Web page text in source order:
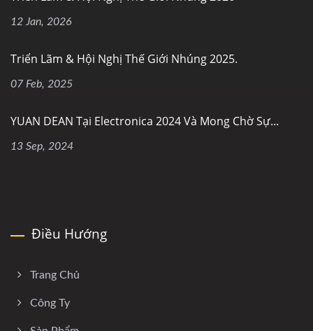
12 Jan, 2026
Triển Lãm & Hội Nghị Thế Giới Nhúng 2025.
07 Feb, 2025
YUAN DEAN Tại Electronica 2024 Và Mong Chờ Sự...
13 Sep, 2024
Điều Hướng
Trang Chủ
Công Ty